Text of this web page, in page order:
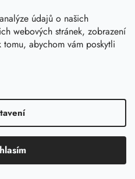
údajů o našich
webových stránek, zobrazení
abychom vám poskytli
a
260
o objemu 260 litrů v
příslušenstvím -
a svod...